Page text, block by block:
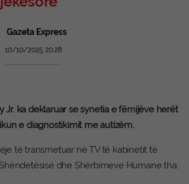
Gazeta Express
10/10/2025 20:28
Jr. ka deklaruar se synetia e fëmijëve herët
e diagnostikimit me autizëm.
të transmetuar në TV të kabinetit të
dhe Shërbimeve Humane tha: